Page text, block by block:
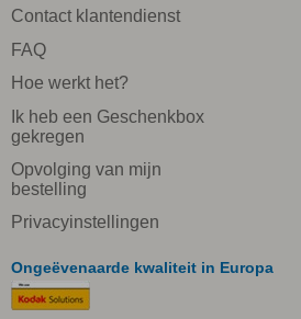
Contact klantendienst
FAQ
Hoe werkt het?
Ik heb een Geschenkbox
gekregen
Opvolging van mijn
bestelling
Privacyinstellingen
Ongeëvenaarde kwaliteit in Europa